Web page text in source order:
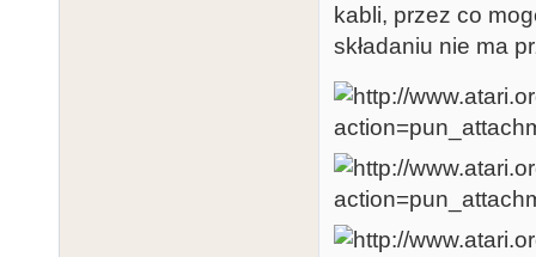
kabli, przez co
składaniu nie ma